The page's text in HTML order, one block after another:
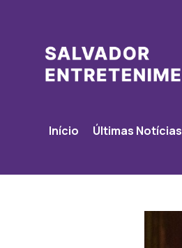
Início Últimas Notícias